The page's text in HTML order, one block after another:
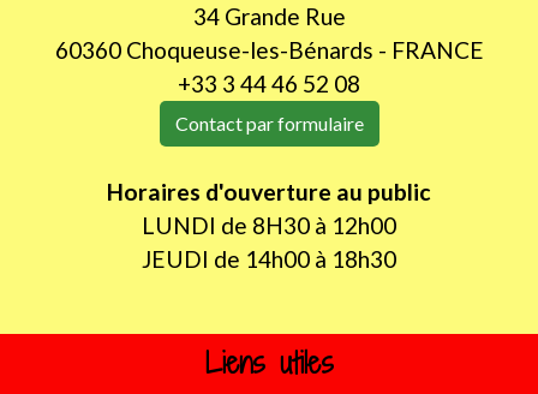
34 Grande Rue
60360 Choqueuse-les-Bénards - FRANCE
+33 3 44 46 52 08
Contact par formulaire
Horaires d'ouverture au public
LUNDI de 8H30 à 12h00
JEUDI de 14h00 à 18h30
Liens utiles